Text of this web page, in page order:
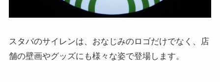
スタバのサイレンは、おなじみのロゴだけでなく、店
舗の壁画やグッズにも様々な姿で登場します。